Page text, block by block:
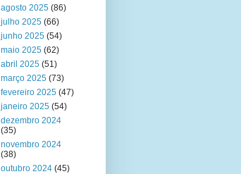
agosto 2025 (86)
julho 2025 (66)
junho 2025 (54)
maio 2025 (62)
abril 2025 (51)
março 2025 (73)
fevereiro 2025 (47)
janeiro 2025 (54)
dezembro 2024
(35)
novembro 2024
(38)
outubro 2024 (45)